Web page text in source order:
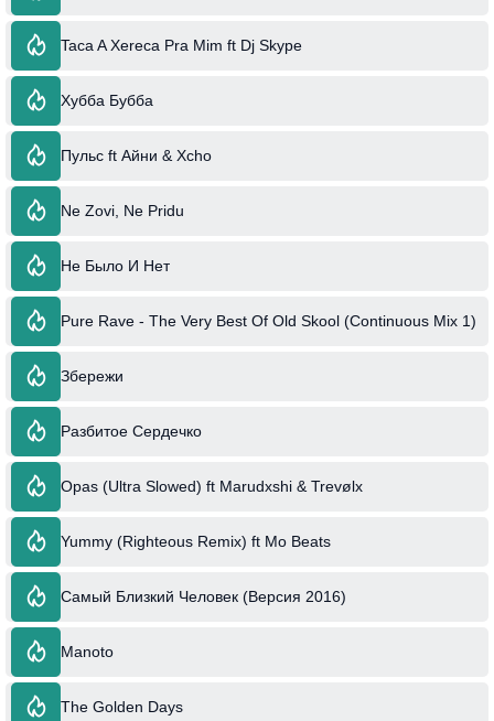
Taca A Xereca Pra Mim ft Dj Skype
Хубба Бубба
Пульс ft Айни & Xcho
Ne Zovi, Ne Pridu
Не Было И Нет
Pure Rave - The Very Best Of Old Skool (Continuous Mix 1)
Збережи
Разбитое Сердечко
Opas (Ultra Slowed) ft Marudxshi & Trevølx
Yummy (Righteous Remix) ft Mo Beats
Самый Близкий Человек (Версия 2016)
Manoto
The Golden Days